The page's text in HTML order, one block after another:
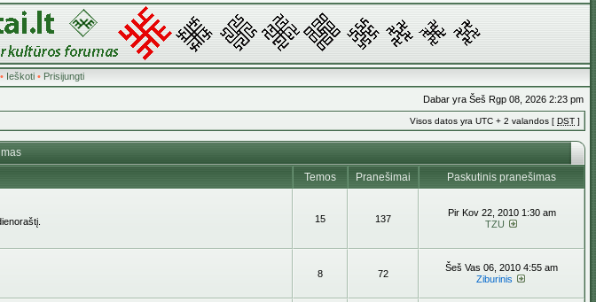
Ieškoti• Prisijungti
Dabar yra Šeš Rgp 08, 2026 2:23 pm
Visos datos yra UTC + 2 valandos [ DST ]
Temos Pranešimai
Paskutinis pranešimas
15 137
Pir Kov 22, 2010 1:30 am
TZU
8 72
Šeš Vas 06, 2010 4:55 am
Ziburinis